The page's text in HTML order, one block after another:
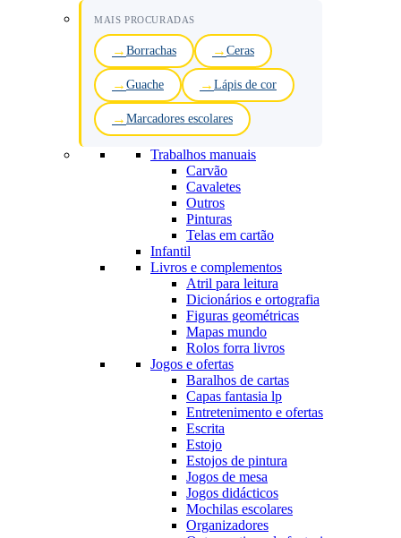
MAIS PROCURADAS
Borrachas Ceras
Guache Lápis de cor
Marcadores escolares
Trabalhos manuais
Carvão
Cavaletes
Outros
Pinturas
Telas em cartão
Infantil
Livros e complementos
Atril para leitura
Dicionários e ortografia
Figuras geométricas
Mapas mundo
Rolos forra livros
Jogos e ofertas
Baralhos de cartas
Capas fantasia lp
Entretenimento e ofertas
Escrita
Estojo
Estojos de pintura
Jogos de mesa
Jogos didácticos
Mochilas escolares
Organizadores